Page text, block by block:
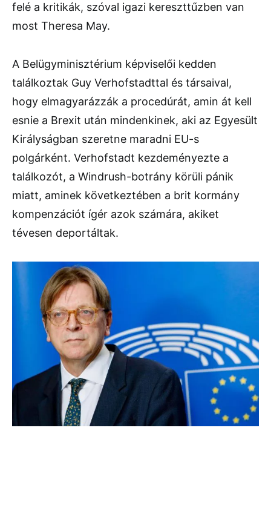
felé a kritikák, szóval igazi kereszttűzben van
most Theresa May.
A Belügyminisztérium képviselői kedden
találkoztak Guy Verhofstadttal és társaival,
hogy elmagyarázzák a procedúrát, amin át kell
esnie a Brexit után mindenkinek, aki az Egyesült
Királyságban szeretne maradni EU-s
polgárként. Verhofstadt kezdeményezte a
találkozót, a Windrush-botrány körüli pánik
miatt, aminek következtében a brit kormány
kompenzációt ígér azok számára, akiket
tévesen deportáltak.